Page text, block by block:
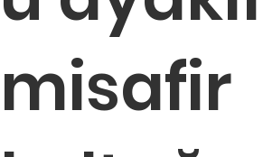
misafir